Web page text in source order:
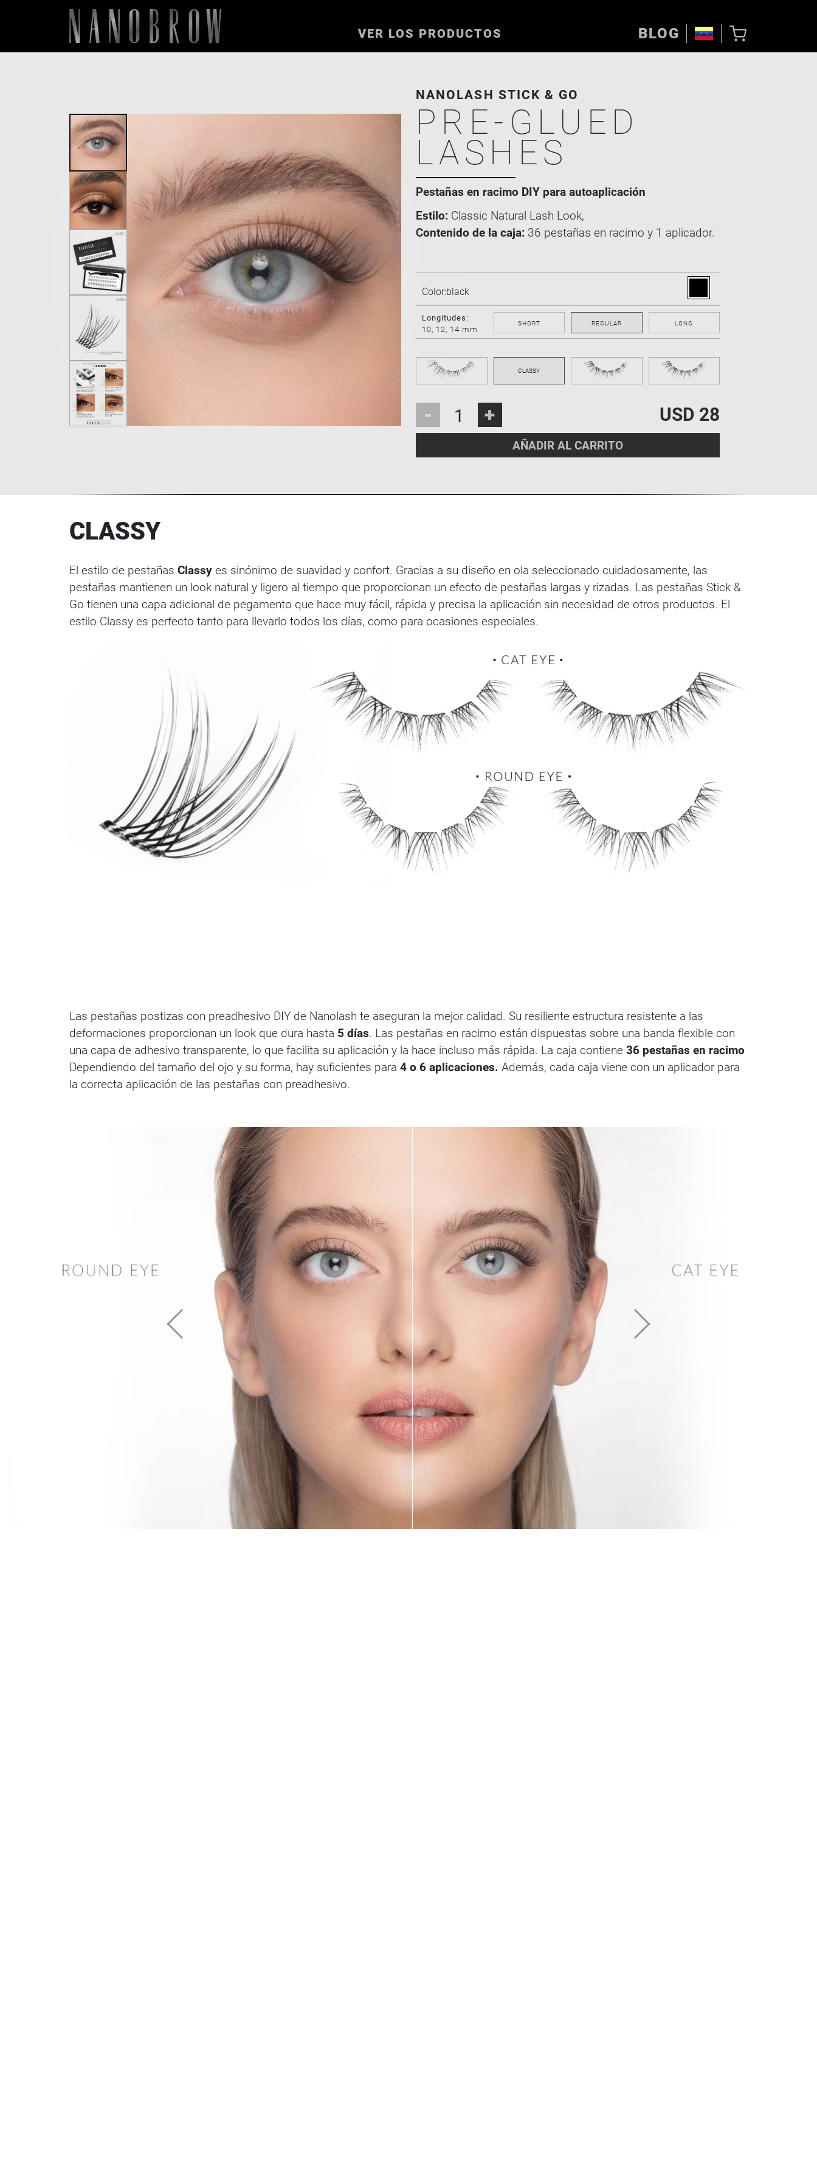
VER LOS PRODUCTOS BLOG
NANOLASH STICK & GO
PRE-GLUED
LASHES
Pestañas en racimo DIY para autoaplicación
Estilo: Classic Natural Lash Look,
Contenido de la caja: 36 pestañas en racimo y 1 aplicador.
Color:black
Longitudes:
10, 12, 14 mm
SHORT REGULAR LONG
- + USD 28
AÑADIR AL CARRITO
CLASSY
El estilo de pestañas Classy es sinónimo de suavidad y confort. Gracias a su diseño en ola seleccionado cuidadosamente, las
pestañas mantienen un look natural y ligero al tiempo que proporcionan un efecto de pestañas largas y rizadas. Las pestañas Stick &
Go tienen una capa adicional de pegamento que hace muy fácil, rápida y precisa la aplicación sin necesidad de otros productos. El
estilo Classy es perfecto tanto para llevarlo todos los días, como para ocasiones especiales.
Las pestañas postizas con preadhesivo DIY de Nanolash te aseguran la mejor calidad. Su resiliente estructura resistente a las
deformaciones proporcionan un look que dura hasta 5 días. Las pestañas en racimo están dispuestas sobre una banda flexible con
una capa de adhesivo transparente, lo que facilita su aplicación y la hace incluso más rápida. La caja contiene 36 pestañas en racimo
Dependiendo del tamaño del ojo y su forma, hay suficientes para 4 o 6 aplicaciones. Además, cada caja viene con un aplicador para
la correcta aplicación de las pestañas con preadhesivo.